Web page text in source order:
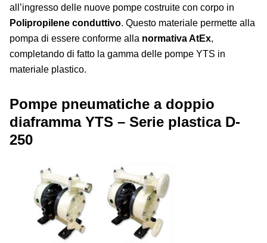
all’ingresso delle nuove pompe costruite con corpo in
Polipropilene conduttivo. Questo materiale permette alla
pompa di essere conforme alla normativa AtEx,
completando di fatto la gamma delle pompe YTS in
materiale plastico.
Pompe pneumatiche a doppio
diaframma YTS – Serie plastica D-
250